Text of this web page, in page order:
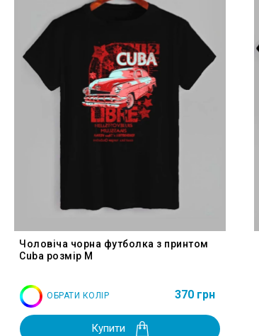
Чоловіча чорна футболка з принтом
Cuba розмір M
ОБРАТИ КОЛІР 370 грн
Купити